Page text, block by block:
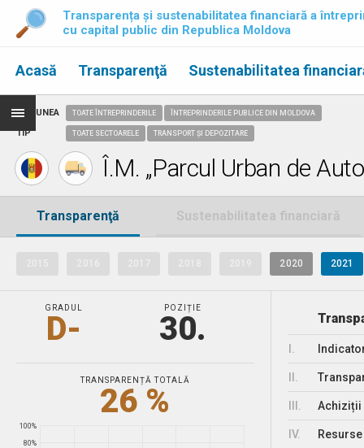
Transparența și sustenabilitatea financiară a
cu capital public din Republica Moldova
Acasă Transparenţă Sustenabilitatea
REGIUNEA
TIP
TOATE ÎNTREPRINDERILE ÎNTREPRINDERILE PUBLICE DIN MOLDOVA
TOATE SECTOARELE TRANSPORT ȘI DEPOZITARE
Î.M. „Parcul Urban de
Transparenţă Sustenabilitatea financiară
2020 2021
GRADUL
D-
POZIȚIE
30.
TRANSPARENȚĂ TOTALĂ
26 %
80%
100%
Achiziții
IV.